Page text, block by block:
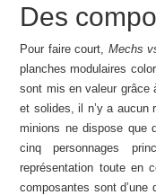
Des
Pour faire court, Mechs
planches modulaires
sont mis en valeur grâce
et solides, il n’y a aucun
minions ne dispose que
cinq personnages
représentation toute en
composantes sont d’une